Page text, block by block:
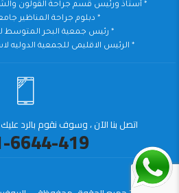
* أستاذ ورئيس قسم جراحة القولون
* دبلوم جراحة المناظير
* رئيس جمعية البحر المتوسط
* الرئيس الاقليمى للجمعية الدوليه
اتصل بنا الآن ، وسوف نقوم بالرد
6644-419